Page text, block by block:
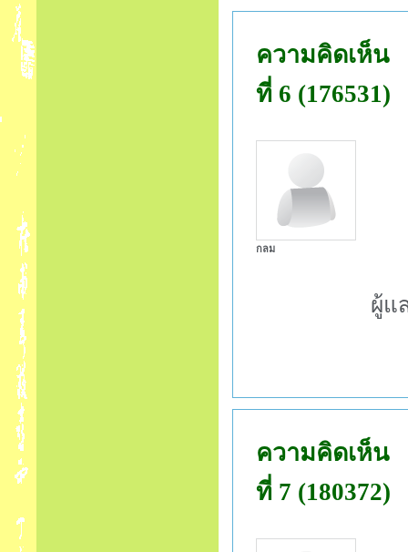
ความคิดเห็น
ที่ 6 (176531)
กลม
ผู้แ
ความคิดเห็น
ที่ 7 (180372)